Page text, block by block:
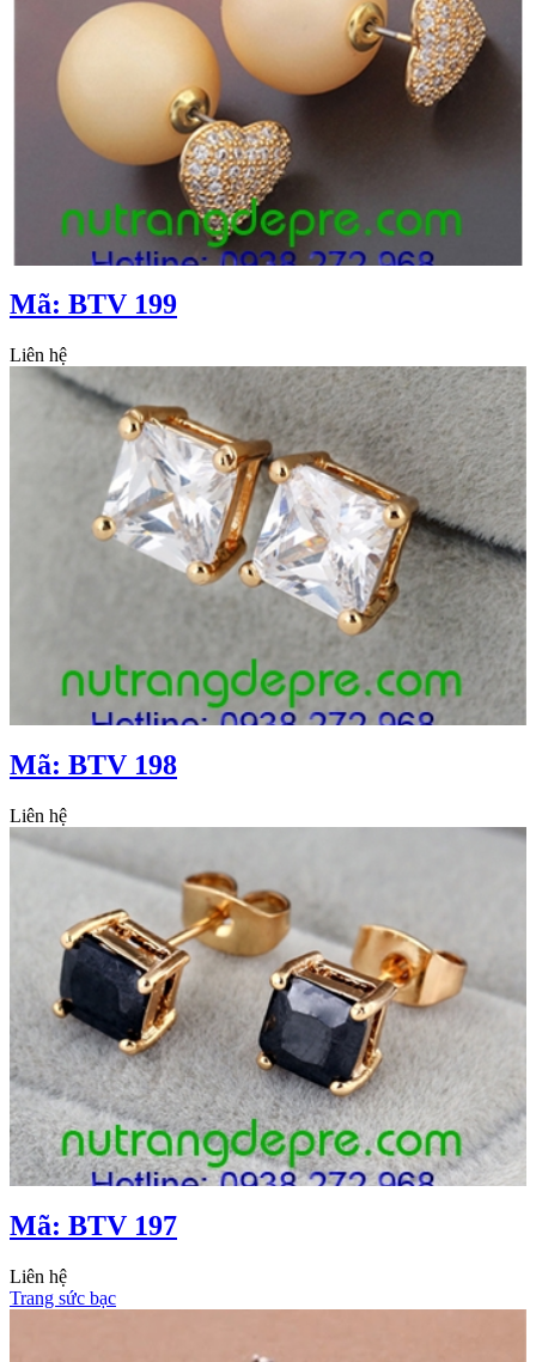
Mã: BTV 199
Liên hệ
Mã: BTV 198
Liên hệ
Mã: BTV 197
Liên hệ
Trang sức bạc